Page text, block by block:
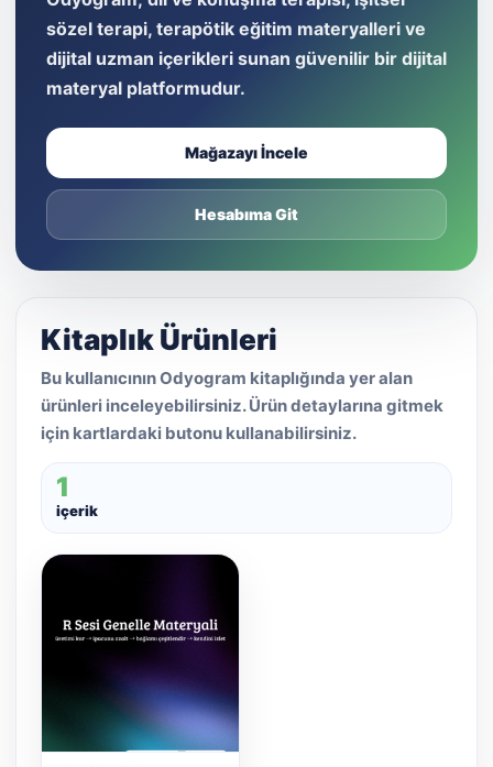
sözel terapi, terapötik eğitim materyalleri ve
dijital uzman içerikleri sunan güvenilir bir dijital
materyal platformudur.
Mağazayı İncele
Hesabıma Git
Kitaplık Ürünleri
Bu kullanıcının Odyogram kitaplığında yer alan
ürünleri inceleyebilirsiniz. Ürün detaylarına gitmek
için kartlardaki butonu kullanabilirsiniz.
1
içerik